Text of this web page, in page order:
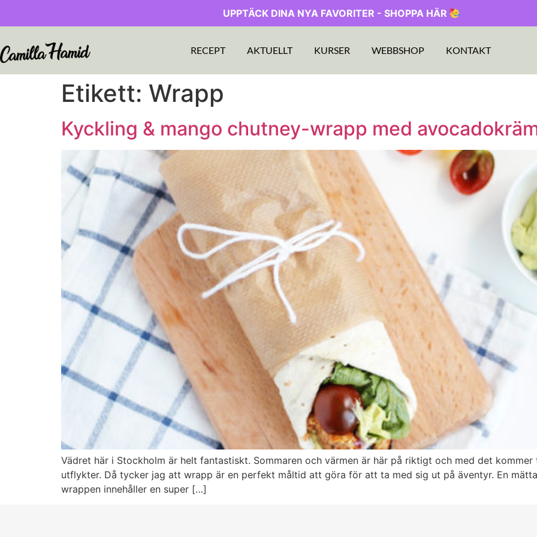
UPPTÄCK DINA NYA FAVORITER - SHOPPA HÄR
RECEPT AKTUELLT KURSER WEBBSHOP KONTAKT
Etikett: Wrapp
Kyckling & mango chutney-wrapp med
Vädret här i Stockholm är helt fantastiskt. Sommaren och värmen är här på riktigt och med det
utflykter. Då tycker jag att wrapp är en perfekt måltid att göra för att ta med sig ut på äventyr. En
wrappen innehåller en super […]